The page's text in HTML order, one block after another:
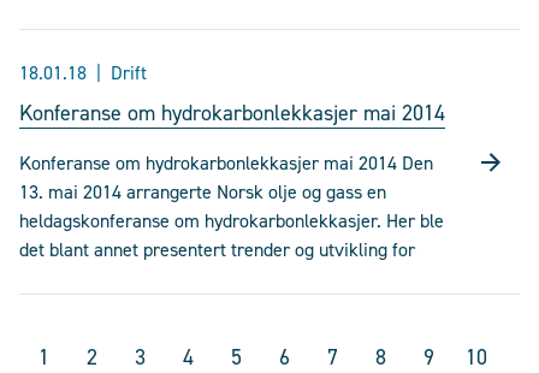
18.01.18 Drift
Konferanse om hydrokarbonlekkasjer mai 2014
Konferanse om hydrokarbonlekkasjer mai 2014 Den
13. mai 2014 arrangerte Norsk olje og gass en
heldagskonferanse om hydrokarbonlekkasjer. Her ble
det blant annet presentert trender og utvikling for
1 2 3 4 5 6 7 8 9
10